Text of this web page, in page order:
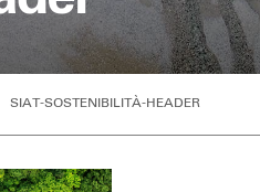
SIAT-SOSTENIBILITÀ-HEADER